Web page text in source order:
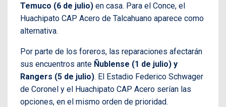
Temuco (6 de julio) en casa. Para el Conce, el
Huachipato CAP Acero de Talcahuano aparece como
alternativa.
Por parte de los foreros, las reparaciones afectarán
sus encuentros ante Ñublense (1 de julio) y
Rangers (5 de julio). El Estadio Federico Schwager
de Coronel y el Huachipato CAP Acero serían las
opciones, en el mismo orden de prioridad.